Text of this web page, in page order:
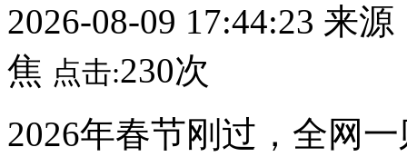
2026-08-09 17:44:23 来源
焦 点击:230次
2026年春节刚过，全网